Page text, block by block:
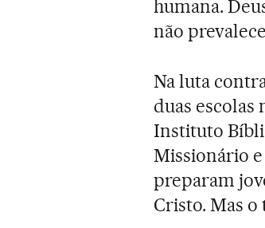
humana.
não
Na luta
duas escolas
Instituto
Missionário
preparam
Cristo. Mas